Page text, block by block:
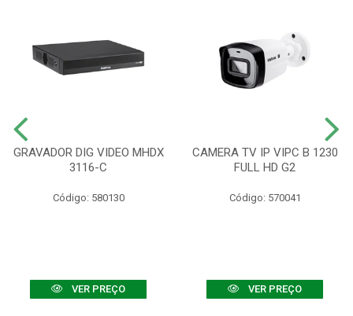
GRAVADOR DIG VIDEO MHDX
3116-C
Código: 580130
VER PREÇO
CAMERA TV IP VIPC B 1230
FULL HD G2
Código: 570041
VER PREÇO